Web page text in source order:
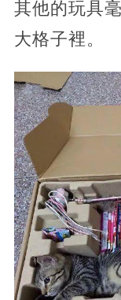
其他的玩具
大格子裡。